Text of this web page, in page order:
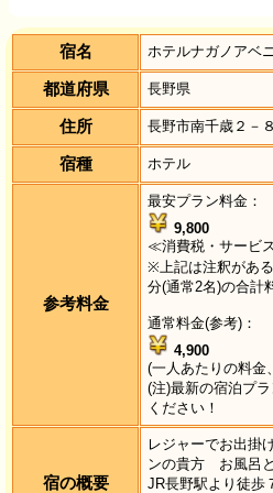
宿名 ホテルナガノアベ
都道府県 長野県
住所 長野市南千歳２－
宿種 ホテル
参考料金
最安プラン料金：
9,800
≪消費税・サービ
※上記は注釈があ
分(通常2名)の合計
通常料金(参考)：
4,900
(一人あたりの料金
(注)最新の宿泊プ
ください！
宿の概要
レジャーでお出掛
ンの貴方 お風呂
JR長野駅より徒歩